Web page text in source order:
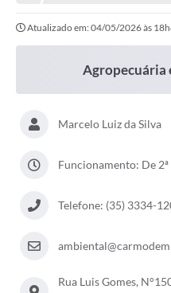
DEPARTAMENTOS
ACESSO À INFORMAÇÃO
TRANSPARÊNCIA
Legislação
Alistamento Militar Online
Contratos
Ouvidoria
Atualizado em: 04/05/2026 às
Agropecuária
Marcelo Luiz da Silva
Funcionamento: De
Telefone: (35) 3334-
Rua Luis Gomes,